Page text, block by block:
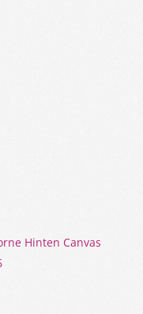
Hinten Canvas